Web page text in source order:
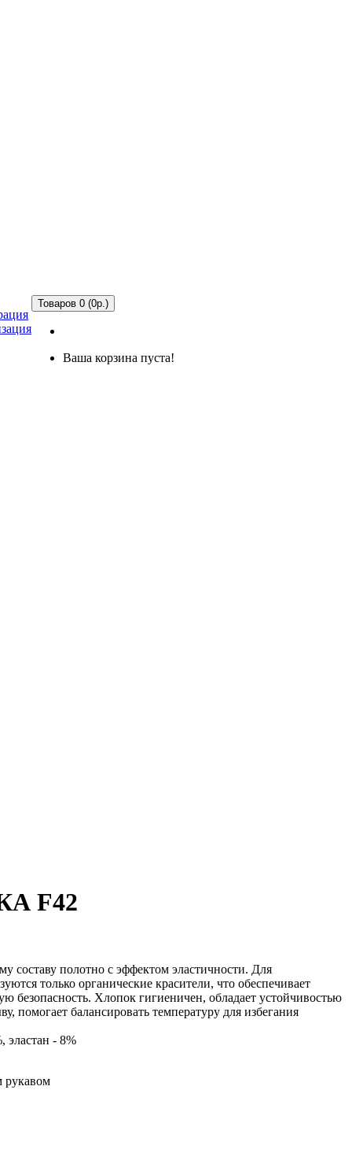
Товаров 0 (0р.)
Ваша корзина пуста!
F42
составу полотно с эффектом эластичности. Для
только органические красители, что обеспечивает
безопасность. Хлопок гигиеничен, обладает устойчивостью
помогает балансировать температуру для избегания
эластан - 8%
рукавом